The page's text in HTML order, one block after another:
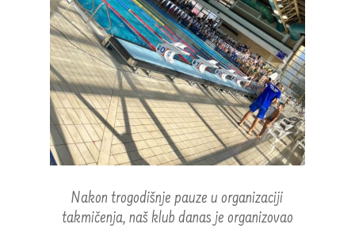
Nakon trogodišnje pauze u organizaciji
takmičenja, naš klub danas je organizovao